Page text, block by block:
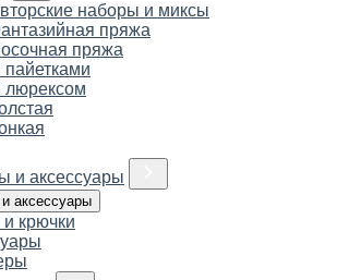
наборы и миксы
пряжа
пряжа
люрексом
и аксессуары
аксессуары
крючки